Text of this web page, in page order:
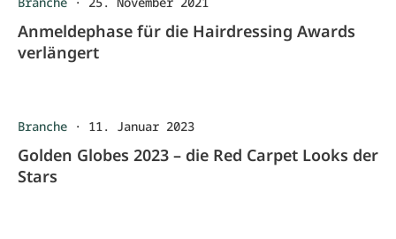
Anmeldephase für die Hairdressing Awards
verlängert
Branche · 11. Januar 2023
Golden Globes 2023 – die Red Carpet Looks der
Stars